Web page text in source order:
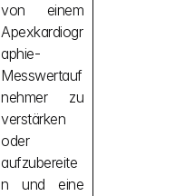
von einem
Apexkardiogr
aphie-
Messwertauf
nehmer zu
verstärken
oder
aufzubereite
n und eine